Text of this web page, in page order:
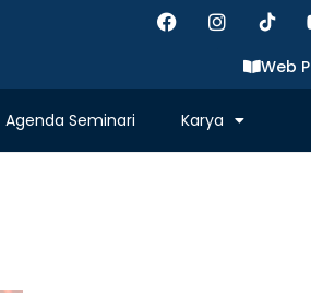
Web
Agenda Seminari Karya